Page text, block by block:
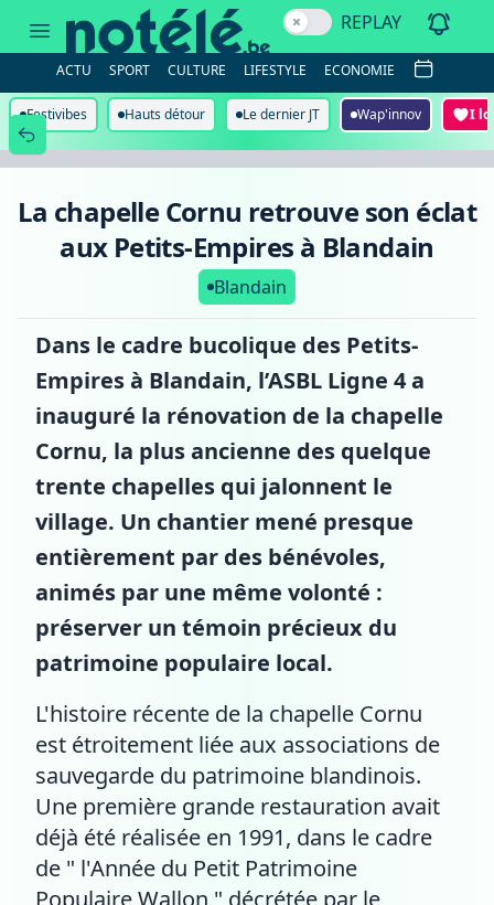
chapelle
Cornu
éclat
aux
Petits-
Empires
à
REPLAY
ACTU SPORT CULTURE LIFESTYLE ECONOMIE
Festivibes Hauts détour Le dernier JT Wap'innov I
La chapelle Cornu retrouve son éclat
aux Petits-Empires à Blandain
Blandain
Dans le cadre bucolique des Petits-
Empires à Blandain, l’ASBL Ligne 4 a
inauguré la rénovation de la chapelle
Cornu, la plus ancienne des quelque
trente chapelles qui jalonnent le
village. Un chantier mené presque
entièrement par des bénévoles,
animés par une même volonté :
préserver un témoin précieux du
patrimoine populaire local.
L'histoire récente de la chapelle Cornu
est étroitement liée aux associations de
sauvegarde du patrimoine blandinois.
Une première grande restauration avait
déjà été réalisée en 1991, dans le cadre
de " l'Année du Petit Patrimoine
Populaire Wallon " décrétée par le